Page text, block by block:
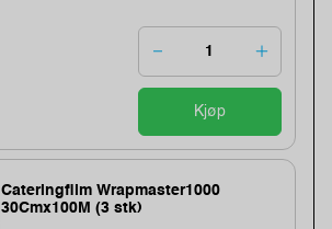
Kjøp
Cateringfilm Wrapmaster1000
30Cmx100M (3 stk)